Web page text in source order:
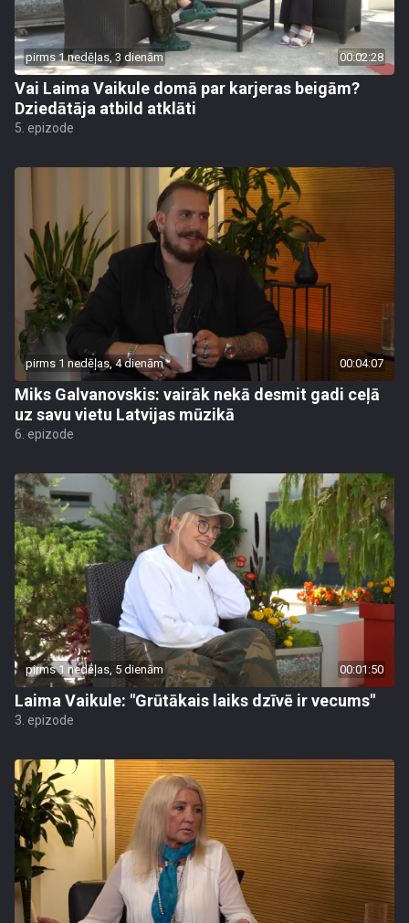
pirms 1 nedēļas, 3 dienām 00:02:28
Vai Laima Vaikule domā par karjeras beigām?
Dziedātāja atbild atklāti
5. epizode
pirms 1 nedēļas, 4 dienām 00:04:07
Miks Galvanovskis: vairāk nekā desmit gadi ceļā
uz savu vietu Latvijas mūzikā
6. epizode
pirms 1 nedēļas, 5 dienām 00:01:50
Laima Vaikule: "Grūtākais laiks dzīvē ir vecums"
3. epizode